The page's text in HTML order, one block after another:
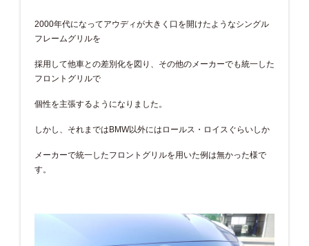
2000年代になってアウディが大きく口を開けたようなシングル
フレームグリルを
採用して他車との差別化を図り、その他のメーカーでも統一した
フロントグリルで
個性を主張するようになりました。
しかし、それまではBMW以外にはロールス・ロイスぐらいしか
メーカーで統一したフロントグリルを用いた例は無かった様で
す。